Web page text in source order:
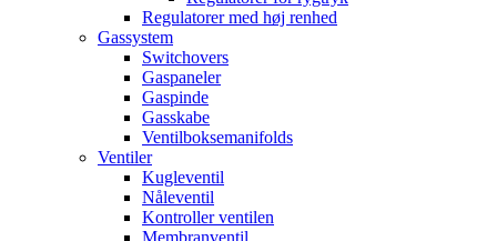
Regulatorer med høj renhed
Gassystem
Switchovers
Gaspaneler
Gaspinde
Gasskabe
Ventilboksemanifolds
Ventiler
Kugleventil
Nåleventil
Kontroller ventilen
Membranventil